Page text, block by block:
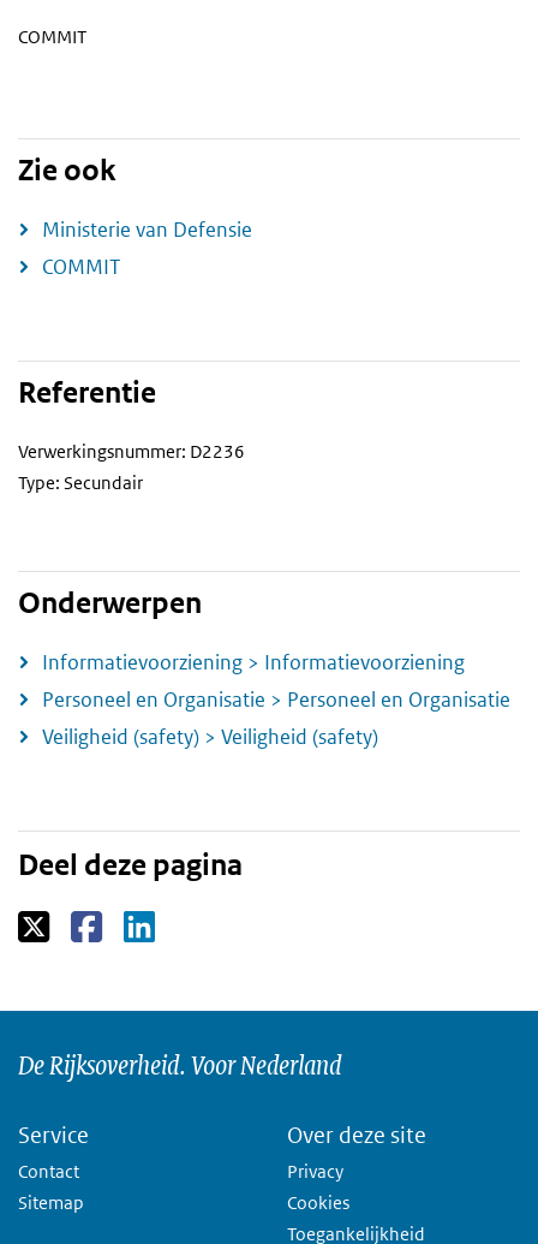
COMMIT
Zie ook
Ministerie van Defensie
COMMIT
Referentie
Verwerkingsnummer: D2236
Type: Secundair
Onderwerpen
Informatievoorziening > Informatievoorziening
Personeel en Organisatie > Personeel en Organisatie
Veiligheid (safety) > Veiligheid (safety)
Deel deze pagina
De Rijksoverheid. Voor Nederland
Service
Contact
Sitemap
Over deze site
Privacy
Cookies
Toegankelijkheid